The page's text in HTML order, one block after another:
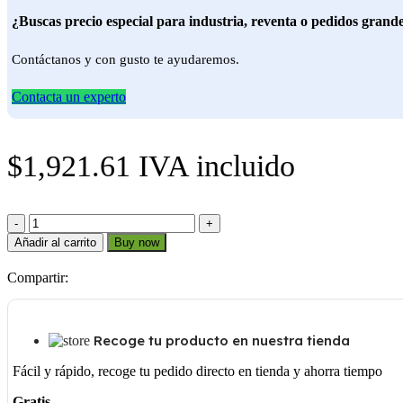
¿Buscas precio especial para industria, reventa o pedidos
Contáctanos y con gusto te ayudaremos.
Contacta un experto
$1,921.61 IVA incluido
Q1
24MM
cantidad
Añadir al carrito Buy now
Compartir:
Recoge tu producto en nuestra tienda
Fácil y rápido, recoge tu pedido directo en tienda y ahorra tiempo